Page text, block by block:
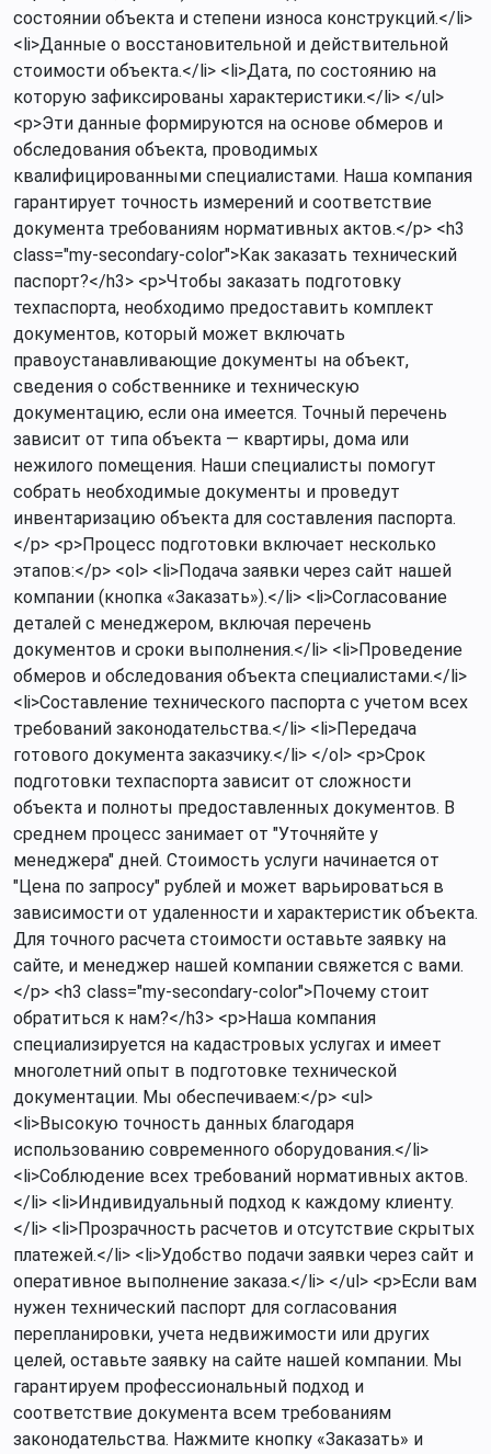
состоянии объекта и степени износа конструкций.</li>
<li>Данные о восстановительной и действительной
стоимости объекта.</li> <li>Дата, по состоянию на
которую зафиксированы характеристики.</li> </ul>
<p>Эти данные формируются на основе обмеров и
обследования объекта, проводимых
квалифицированными специалистами. Наша компания
гарантирует точность измерений и соответствие
документа требованиям нормативных актов.</p> <h3
class="my-secondary-color">Как заказать технический
паспорт?</h3> <p>Чтобы заказать подготовку
техпаспорта, необходимо предоставить комплект
документов, который может включать
правоустанавливающие документы на объект,
сведения о собственнике и техническую
документацию, если она имеется. Точный перечень
зависит от типа объекта — квартиры, дома или
нежилого помещения. Наши специалисты помогут
собрать необходимые документы и проведут
инвентаризацию объекта для составления паспорта.
</p> <p>Процесс подготовки включает несколько
этапов:</p> <ol> <li>Подача заявки через сайт нашей
компании (кнопка «Заказать»).</li> <li>Согласование
деталей с менеджером, включая перечень
документов и сроки выполнения.</li> <li>Проведение
обмеров и обследования объекта специалистами.</li>
<li>Составление технического паспорта с учетом всех
требований законодательства.</li> <li>Передача
готового документа заказчику.</li> </ol> <p>Срок
подготовки техпаспорта зависит от сложности
объекта и полноты предоставленных документов. В
среднем процесс занимает от "Уточняйте у
менеджера" дней. Стоимость услуги начинается от
"Цена по запросу" рублей и может варьироваться в
зависимости от удаленности и характеристик объекта.
Для точного расчета стоимости оставьте заявку на
сайте, и менеджер нашей компании свяжется с вами.
</p> <h3 class="my-secondary-color">Почему стоит
обратиться к нам?</h3> <p>Наша компания
специализируется на кадастровых услугах и имеет
многолетний опыт в подготовке технической
документации. Мы обеспечиваем:</p> <ul>
<li>Высокую точность данных благодаря
использованию современного оборудования.</li>
<li>Соблюдение всех требований нормативных актов.
</li> <li>Индивидуальный подход к каждому клиенту.
</li> <li>Прозрачность расчетов и отсутствие скрытых
платежей.</li> <li>Удобство подачи заявки через сайт и
оперативное выполнение заказа.</li> </ul> <p>Если вам
нужен технический паспорт для согласования
перепланировки, учета недвижимости или других
целей, оставьте заявку на сайте нашей компании. Мы
гарантируем профессиональный подход и
соответствие документа всем требованиям
законодательства. Нажмите кнопку «Заказать» и